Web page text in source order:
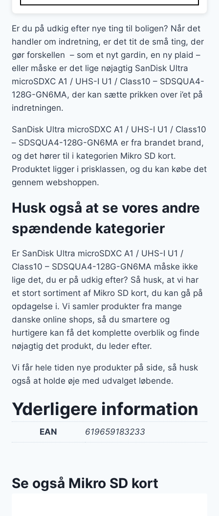
Er du på udkig efter nye ting til boligen? Når det
handler om indretning, er det tit de små ting, der
gør forskellen – som et nyt gardin, en ny plaid –
eller måske er det lige nøjagtig SanDisk Ultra
microSDXC A1 / UHS-I U1 / Class10 – SDSQUA4-
128G-GN6MA, der kan sætte prikken over i’et på
indretningen.
SanDisk Ultra microSDXC A1 / UHS-I U1 / Class10
– SDSQUA4-128G-GN6MA er fra brandet brand,
og det hører til i kategorien Mikro SD kort.
Produktet ligger i prisklassen, og du kan købe det
gennem webshoppen.
Husk også at se vores andre
spændende kategorier
Er SanDisk Ultra microSDXC A1 / UHS-I U1 /
Class10 – SDSQUA4-128G-GN6MA måske ikke
lige det, du er på udkig efter? Så husk, at vi har
et stort sortiment af Mikro SD kort, du kan gå på
opdagelse i. Vi samler produkter fra mange
danske online shops, så du smartere og
hurtigere kan få det komplette overblik og finde
nøjagtig det produkt, du leder efter.
Vi får hele tiden nye produkter på side, så husk
også at holde øje med udvalget løbende.
Yderligere information
EAN 619659183233
Se også Mikro SD kort